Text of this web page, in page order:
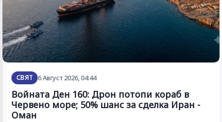
СВЯТ 6 Август 2026, 04:44
Войната Ден 160: Дрон потопи кораб в
Червено море; 50% шанс за сделка Иран -
Оман